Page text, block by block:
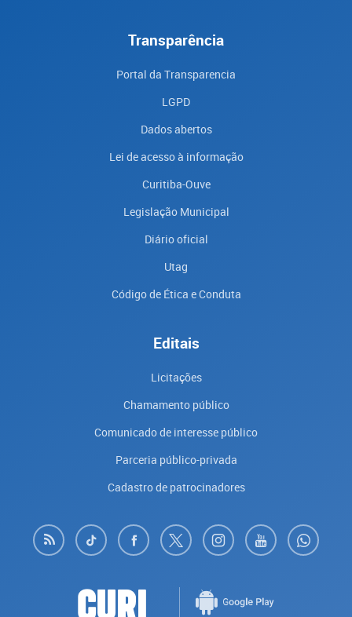
Transparência
Portal da Transparencia
LGPD
Dados abertos
Lei de acesso à informação
Curitiba-Ouve
Legislação Municipal
Diário oficial
Utag
Código de Ética e Conduta
Editais
Licitações
Chamamento público
Comunicado de interesse público
Parceria público-privada
Cadastro de patrocinadores